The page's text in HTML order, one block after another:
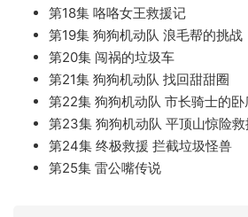
第18集 咯咯女王救援记
第19集 狗狗机动队 浪毛帮的挑战
第20集 闯祸的垃圾车
第21集 狗狗机动队 找回甜甜圈
第22集 狗狗机动队 市长骑士的卧
第23集 狗狗机动队 平顶山惊险救
第24集 终极救援 拦截垃圾怪兽
第25集 雷公嘴传说